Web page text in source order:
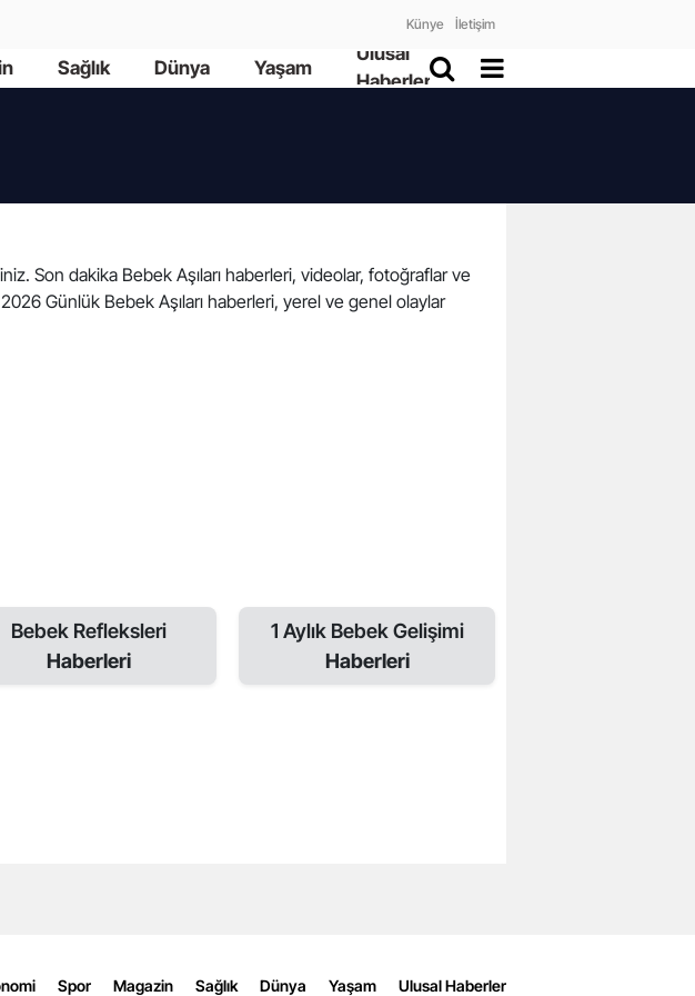
Künye İletişim
Sağlık Dünya Yaşam
Ulusal
Haberler
Son dakika Bebek Aşıları haberleri, videolar, fotoğraflar ve
Günlük Bebek Aşıları haberleri, yerel ve genel olaylar
Bebek Refleksleri
Haberleri
1 Aylık Bebek Gelişimi
Haberleri
Spor Magazin Sağlık Dünya Yaşam Ulusal Haberler